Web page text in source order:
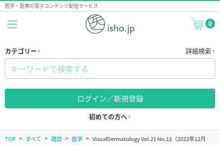
医学・医療の電子コンテンツ配信サービス
0
カテゴリー 詳細検索
ログイン／新規登録
初めての方へ
TOP すべて 雑誌 医学
VisualDermatology Vol.21 No.12（2022年12月